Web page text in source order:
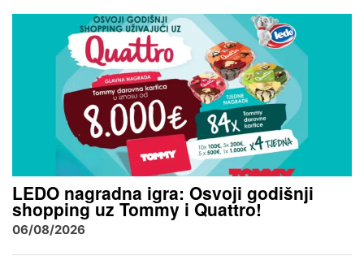
LEDO nagradna igra: Osvoji godišnji
shopping uz Tommy i Quattro!
06/08/2026